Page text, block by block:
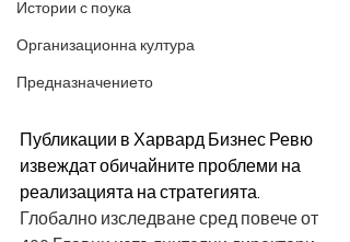
Истории с поука
Организационна култура
Предназначението
Публикации в Харвард Бизнес Ревю
извеждат обичайните проблеми на
реализацията на стратегията.
Глобално изследване сред повече от